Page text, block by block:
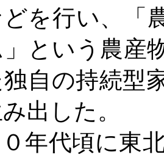
を行い、「
という農産
自の持続型
出した。
年代頃に東